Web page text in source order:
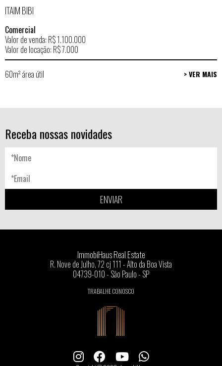
ITAIM BIBI
Comercial
Valor de venda: R$ 1.100.000
Valor de locação: R$ 7.000
60m² área útil > VER MAIS
Receba nossas novidades
ENVIAR
ImmobiHaus Real Estate
R. Nove de Julho, 72 cj 111 - Alto da Boa Vista
04739-010 - São Paulo - SP
TRABALHE CONOSCO